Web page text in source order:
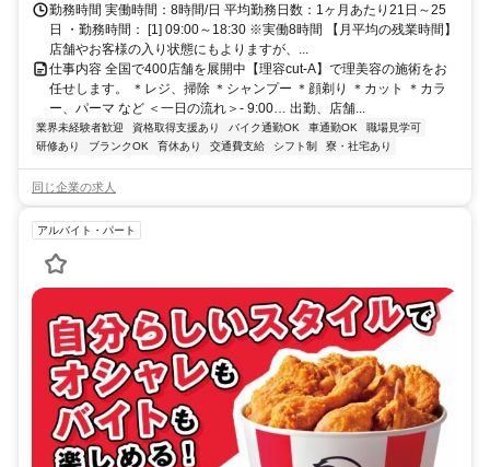
勤務時間 実働時間：8時間/日 平均勤務日数：1ヶ月あたり21日～25
日 ・勤務時間： [1] 09:00～18:30 ※実働8時間 【月平均の残業時間】
店舗やお客様の入り状態にもよりますが、...
仕事内容 全国で400店舗を展開中【理容cut-A】で理美容の施術をお
任せします。 ＊レジ、掃除 ＊シャンプー ＊顔剃り ＊カット ＊カラ
ー、パーマ など ＜一日の流れ＞- 9:00… 出勤、店舗...
業界未経験者歓迎 資格取得支援あり バイク通勤OK 車通勤OK
職場見学可
研修あり
ブランクOK 育休あり 交通費支給 シフト制 寮・社宅あり
同じ企業の求人
アルバイト・パート